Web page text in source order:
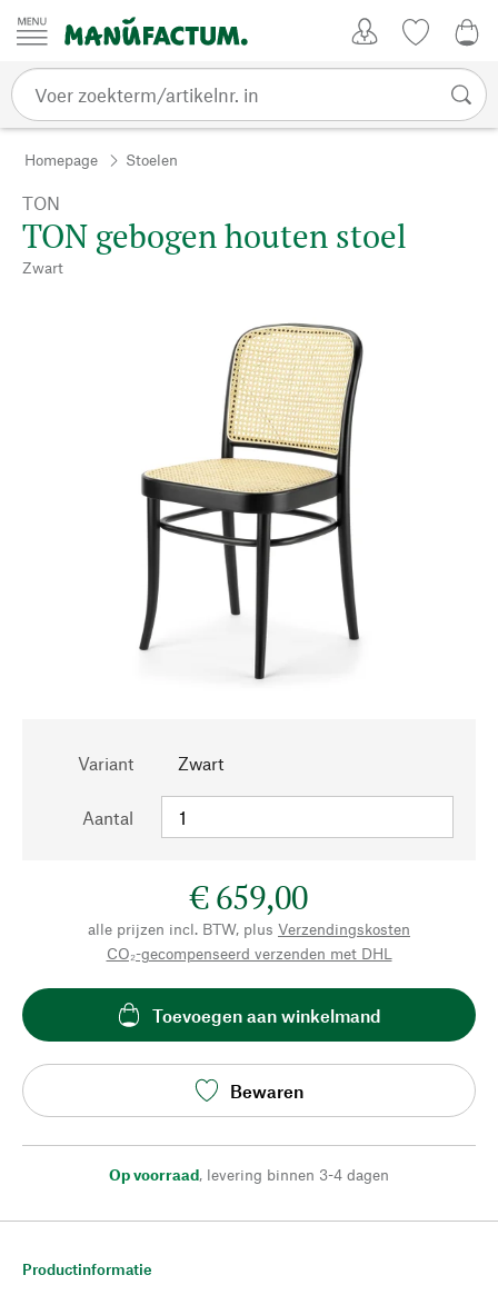
Passer au contenu
Homepage Stoelen
TON
TON gebogen houten stoel
Zwart
Variant Zwart
Aantal
€ 659,00
alle prijzen incl. BTW, plus Verzendingskosten
CO₂-gecompenseerd verzenden met DHL
Toevoegen aan winkelmand
Bewaren
Op voorraad, levering binnen 3-4 dagen
Productinformatie